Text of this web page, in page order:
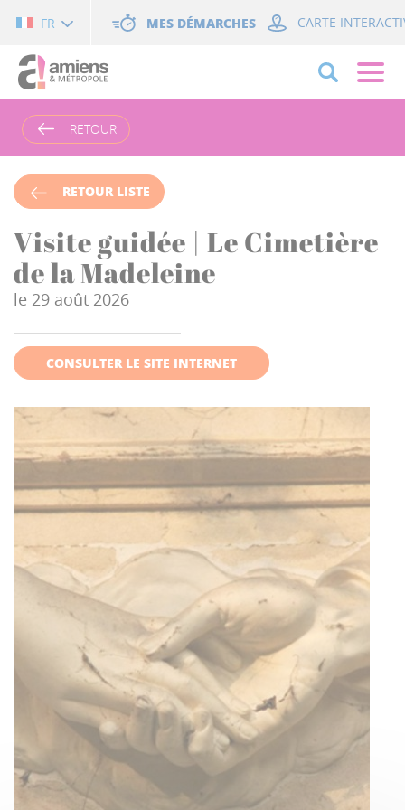
FR MES DÉMARCHES CARTE
RETOUR
RETOUR LISTE
Visite guidée | Le Cimetière
de la Madeleine
le 29 août 2026
CONSULTER LE SITE INTERNET